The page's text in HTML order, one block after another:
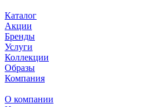
Каталог
Акции
Бренды
Услуги
Коллекции
Образы
Компания
О компании